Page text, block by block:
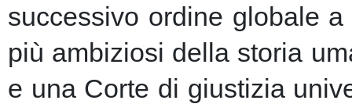
successivo ordine globale
più ambiziosi della storia
e una Corte di giustizia